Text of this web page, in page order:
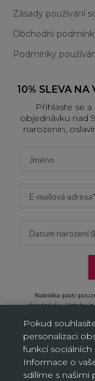
Zásady používání
Obchodní
Podmínky
10% SLEVA NA
Přihlaste se a
objednávku nad
narozenin,
Nabídka platí
objednávku.
„Přihlásit se“
Pokud
personalizaci
funkcí sociálních
Informace o
sdílíme s našimi